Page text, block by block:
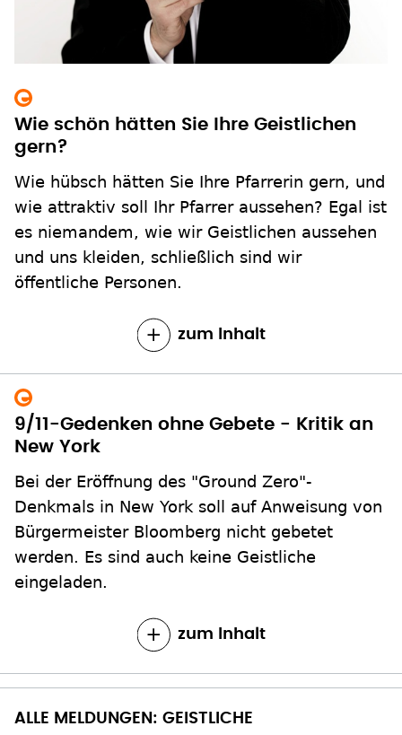
Wie schön hätten Sie Ihre Geistlichen
gern?
Wie hübsch hätten Sie Ihre Pfarrerin gern, und
wie attraktiv soll Ihr Pfarrer aussehen? Egal ist
es niemandem, wie wir Geistlichen aussehen
und uns kleiden, schließlich sind wir
öffentliche Personen.
zum Inhalt
9/11-Gedenken ohne Gebete - Kritik an
New York
Bei der Eröffnung des "Ground Zero"-
Denkmals in New York soll auf Anweisung von
Bürgermeister Bloomberg nicht gebetet
werden. Es sind auch keine Geistliche
eingeladen.
zum Inhalt
ALLE MELDUNGEN: GEISTLICHE